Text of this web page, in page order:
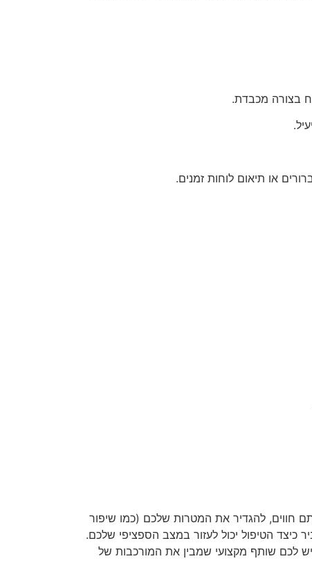
בצורה מכבדת.
או תיאום לוחות זמנים.
חווים, להגדיר את המטרות שלכם (כמו שיפור
כיצד הטיפול יכול לעזור במצב הספציפי שלכם.
לכם שותף מקצועי שמבין את המורכבות של